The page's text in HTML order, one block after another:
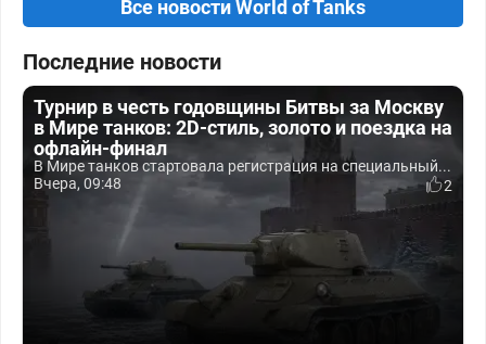
Все новости World of Tanks
Последние новости
Турнир в честь годовщины Битвы за Москву
в Мире танков: 2D-стиль, золото и поездка на
офлайн-финал
В Мире танков стартовала регистрация на специальный...
Вчера, 09:48
2